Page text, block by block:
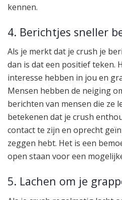
kennen.
4. Berichtjes sneller
Als je merkt dat je crush je
dan is dat een positief teken.
interesse hebben in jou en
Mensen hebben de neiging
berichten van mensen die ze
betekenen dat je crush
contact te zijn en oprecht
zeggen hebt. Het is een
open staan voor een
5. Lachen om je